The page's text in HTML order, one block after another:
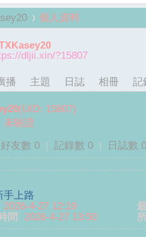
個人資料
dljii.xin/?15807
播 主題 日誌 相冊 記
(UID: 15807)
未驗證
好友數 0 | 記錄數 0 | 日誌數 0
手上路
2026-4-27 12:19
間
2026-4-27 13:50